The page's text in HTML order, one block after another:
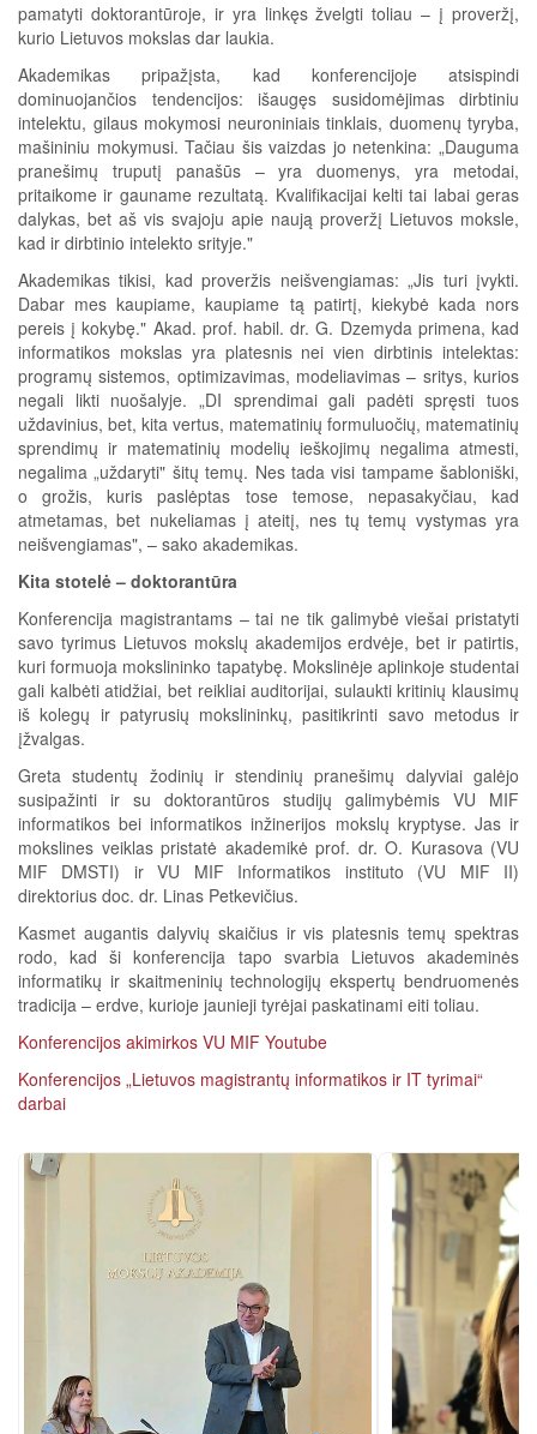
pamatyti doktorantūroje, ir yra linkęs žvelgti toliau – į proveržį,
kurio Lietuvos mokslas dar laukia.
Akademikas pripažįsta, kad konferencijoje atsispindi
dominuojančios tendencijos: išaugęs susidomėjimas dirbtiniu
intelektu, gilaus mokymosi neuroniniais tinklais, duomenų tyryba,
mašininiu mokymusi. Tačiau šis vaizdas jo netenkina: „Dauguma
pranešimų truputį panašūs – yra duomenys, yra metodai,
pritaikome ir gauname rezultatą. Kvalifikacijai kelti tai labai geras
dalykas, bet aš vis svajoju apie naują proveržį Lietuvos moksle,
kad ir dirbtinio intelekto srityje."
Akademikas tikisi, kad proveržis neišvengiamas: „Jis turi įvykti.
Dabar mes kaupiame, kaupiame tą patirtį, kiekybė kada nors
pereis į kokybę." Akad. prof. habil. dr. G. Dzemyda primena, kad
informatikos mokslas yra platesnis nei vien dirbtinis intelektas:
programų sistemos, optimizavimas, modeliavimas – sritys, kurios
negali likti nuošalyje. „DI sprendimai gali padėti spręsti tuos
uždavinius, bet, kita vertus, matematinių formuluočių, matematinių
sprendimų ir matematinių modelių ieškojimų negalima atmesti,
negalima „uždaryti" šitų temų. Nes tada visi tampame šabloniški,
o grožis, kuris paslėptas tose temose, nepasakyčiau, kad
atmetamas, bet nukeliamas į ateitį, nes tų temų vystymas yra
neišvengiamas", – sako akademikas.
Kita stotelė – doktorantūra
Konferencija magistrantams – tai ne tik galimybė viešai pristatyti
savo tyrimus Lietuvos mokslų akademijos erdvėje, bet ir patirtis,
kuri formuoja mokslininko tapatybę. Mokslinėje aplinkoje studentai
gali kalbėti atidžiai, bet reikliai auditorijai, sulaukti kritinių klausimų
iš kolegų ir patyrusių mokslininkų, pasitikrinti savo metodus ir
įžvalgas.
Greta studentų žodinių ir stendinių pranešimų dalyviai galėjo
susipažinti ir su doktorantūros studijų galimybėmis VU MIF
informatikos bei informatikos inžinerijos mokslų kryptyse. Jas ir
mokslines veiklas pristatė akademikė prof. dr. O. Kurasova (VU
MIF DMSTI) ir VU MIF Informatikos instituto (VU MIF II)
direktorius doc. dr. Linas Petkevičius.
Kasmet augantis dalyvių skaičius ir vis platesnis temų spektras
rodo, kad ši konferencija tapo svarbia Lietuvos akademinės
informatikų ir skaitmeninių technologijų ekspertų bendruomenės
tradicija – erdve, kurioje jaunieji tyrėjai paskatinami eiti toliau.
Konferencijos akimirkos VU MIF Youtube
Konferencijos „Lietuvos magistrantų informatikos ir IT tyrimai“
darbai